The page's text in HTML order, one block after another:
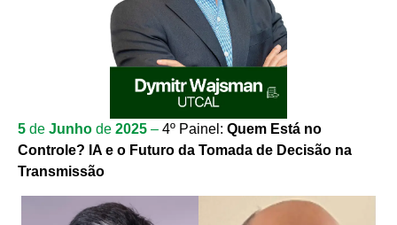
5 de Junho de 2025 – 4º Painel: Quem Está no
Controle? IA e o Futuro da Tomada de Decisão na
Transmissão